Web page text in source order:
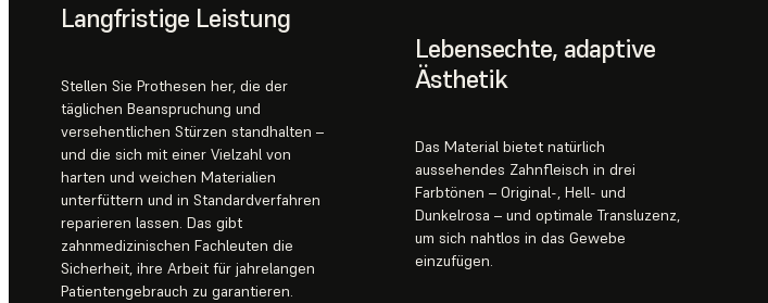
Langfristige Leistung
Stellen Sie Prothesen her, die der
täglichen Beanspruchung und
versehentlichen Stürzen standhalten –
und die sich mit einer Vielzahl von
harten und weichen Materialien
unterfüttern und in Standardverfahren
reparieren lassen. Das gibt
zahnmedizinischen Fachleuten die
Sicherheit, ihre Arbeit für jahrelangen
Patientengebrauch zu garantieren.
Lebensechte, adaptive
Ästhetik
Das Material bietet natürlich
aussehendes Zahnfleisch in drei
Farbtönen – Original-, Hell- und
Dunkelrosa – und optimale Transluzenz,
um sich nahtlos in das Gewebe
einzufügen.